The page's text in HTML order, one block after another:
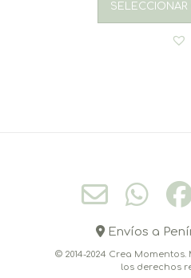
SELECCIONAR
Envíos a
© 2014-2024 Crea
los derechos